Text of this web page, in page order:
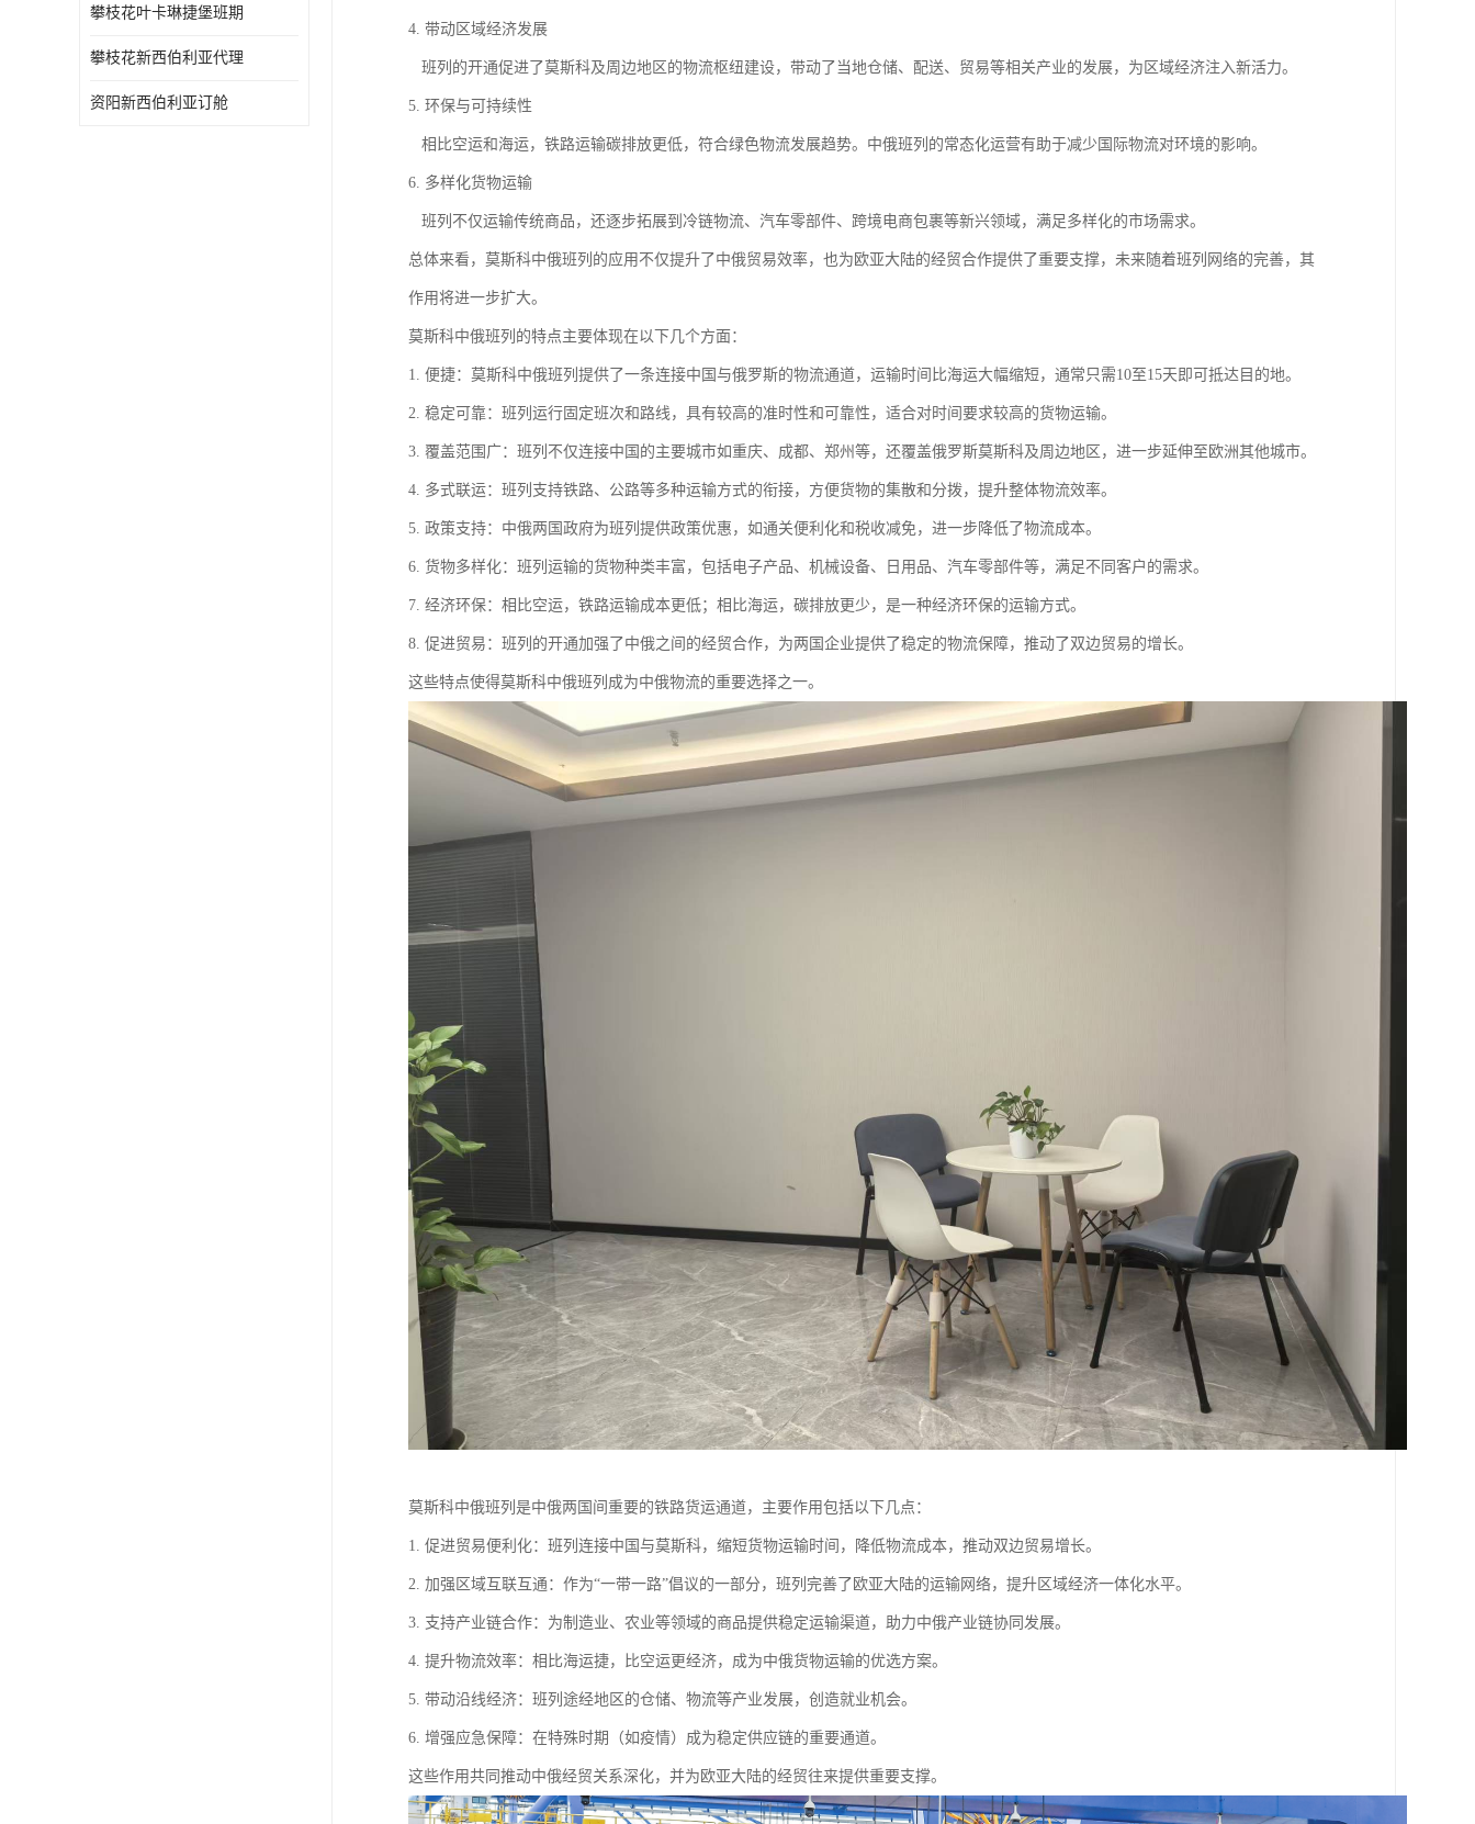
攀枝花叶卡琳捷堡班期
攀枝花新西伯利亚代理
资阳新西伯利亚订舱
4. 带动区域经济发展
班列的开通促进了莫斯科及周边地区的物流枢纽建设，带动了当地仓储、配送、贸易等相关产业的发展，为区域经济注入新活力。
5. 环保与可持续性
相比空运和海运，铁路运输碳排放更低，符合绿色物流发展趋势。中俄班列的常态化运营有助于减少国际物流对环境的影响。
6. 多样化货物运输
班列不仅运输传统商品，还逐步拓展到冷链物流、汽车零部件、跨境电商包裹等新兴领域，满足多样化的市场需求。
总体来看，莫斯科中俄班列的应用不仅提升了中俄贸易效率，也为欧亚大陆的经贸合作提供了重要支撑，未来随着班列网络的完善，其
作用将进一步扩大。
莫斯科中俄班列的特点主要体现在以下几个方面：
1. 便捷：莫斯科中俄班列提供了一条连接中国与俄罗斯的物流通道，运输时间比海运大幅缩短，通常只需10至15天即可抵达目的地。
2. 稳定可靠：班列运行固定班次和路线，具有较高的准时性和可靠性，适合对时间要求较高的货物运输。
3. 覆盖范围广：班列不仅连接中国的主要城市如重庆、成都、郑州等，还覆盖俄罗斯莫斯科及周边地区，进一步延伸至欧洲其他城市。
4. 多式联运：班列支持铁路、公路等多种运输方式的衔接，方便货物的集散和分拨，提升整体物流效率。
5. 政策支持：中俄两国政府为班列提供政策优惠，如通关便利化和税收减免，进一步降低了物流成本。
6. 货物多样化：班列运输的货物种类丰富，包括电子产品、机械设备、日用品、汽车零部件等，满足不同客户的需求。
7. 经济环保：相比空运，铁路运输成本更低；相比海运，碳排放更少，是一种经济环保的运输方式。
8. 促进贸易：班列的开通加强了中俄之间的经贸合作，为两国企业提供了稳定的物流保障，推动了双边贸易的增长。
这些特点使得莫斯科中俄班列成为中俄物流的重要选择之一。
莫斯科中俄班列是中俄两国间重要的铁路货运通道，主要作用包括以下几点：
1. 促进贸易便利化：班列连接中国与莫斯科，缩短货物运输时间，降低物流成本，推动双边贸易增长。
2. 加强区域互联互通：作为“一带一路”倡议的一部分，班列完善了欧亚大陆的运输网络，提升区域经济一体化水平。
3. 支持产业链合作：为制造业、农业等领域的商品提供稳定运输渠道，助力中俄产业链协同发展。
4. 提升物流效率：相比海运捷，比空运更经济，成为中俄货物运输的优选方案。
5. 带动沿线经济：班列途经地区的仓储、物流等产业发展，创造就业机会。
6. 增强应急保障：在特殊时期（如疫情）成为稳定供应链的重要通道。
这些作用共同推动中俄经贸关系深化，并为欧亚大陆的经贸往来提供重要支撑。